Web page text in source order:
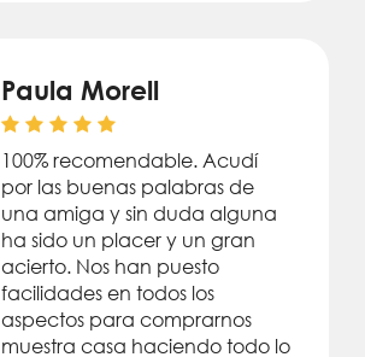
Paula Morell
100% recomendable. Acudí
por las buenas palabras de
una amiga y sin duda alguna
ha sido un placer y un gran
acierto. Nos han puesto
facilidades en todos los
aspectos para comprarnos
muestra casa haciendo todo lo